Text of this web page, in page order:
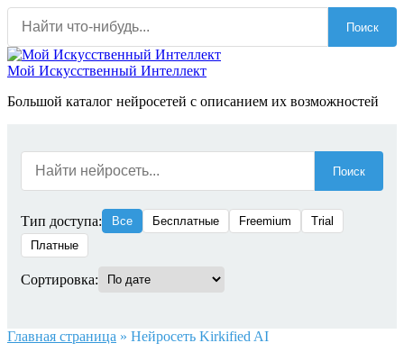
Перейти
содержанию
Поиск
Мой Искусственный Интеллект
Большой каталог нейросетей с описанием их возможностей
Поиск
Тип доступа: Все Бесплатные Freemium
Trial
Платные
Сортировка:
Главная страница » Нейросеть Kirkified AI